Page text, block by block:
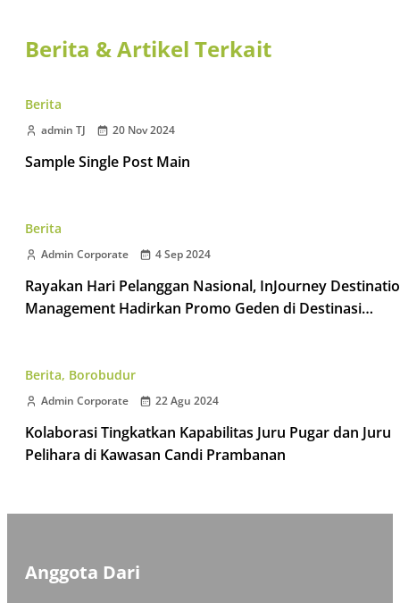
Berita & Artikel Terkait
Berita
admin TJ 20 Nov 2024
Sample Single Post Main
Berita
Admin Corporate 4 Sep 2024
Rayakan Hari Pelanggan Nasional, InJourney
Management Hadirkan Promo Geden di Destinasi
Berita, Borobudur
Admin Corporate 22 Agu 2024
Kolaborasi Tingkatkan Kapabilitas Juru Pugar dan Juru
Pelihara di Kawasan Candi Prambanan
Anggota Dari